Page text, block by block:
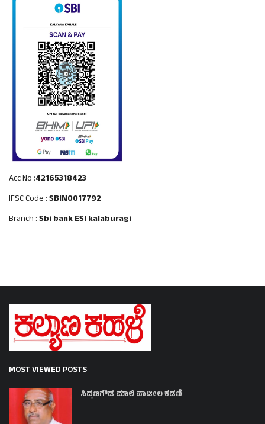
Acc No :42165318423
IFSC Code :SBIN0017792
Branch :Sbi bank ESI kalaburagi
MOST VIEWED POSTS
ಸಿದ್ದಣಗೌಡ ಮಾಲಿ ಪಾಟೀಲ ಕಡಣಿ